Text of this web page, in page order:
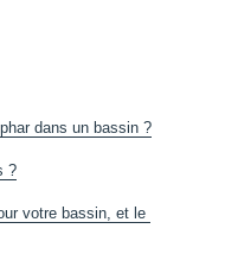
dans un bassin ?
?
votre bassin, et le